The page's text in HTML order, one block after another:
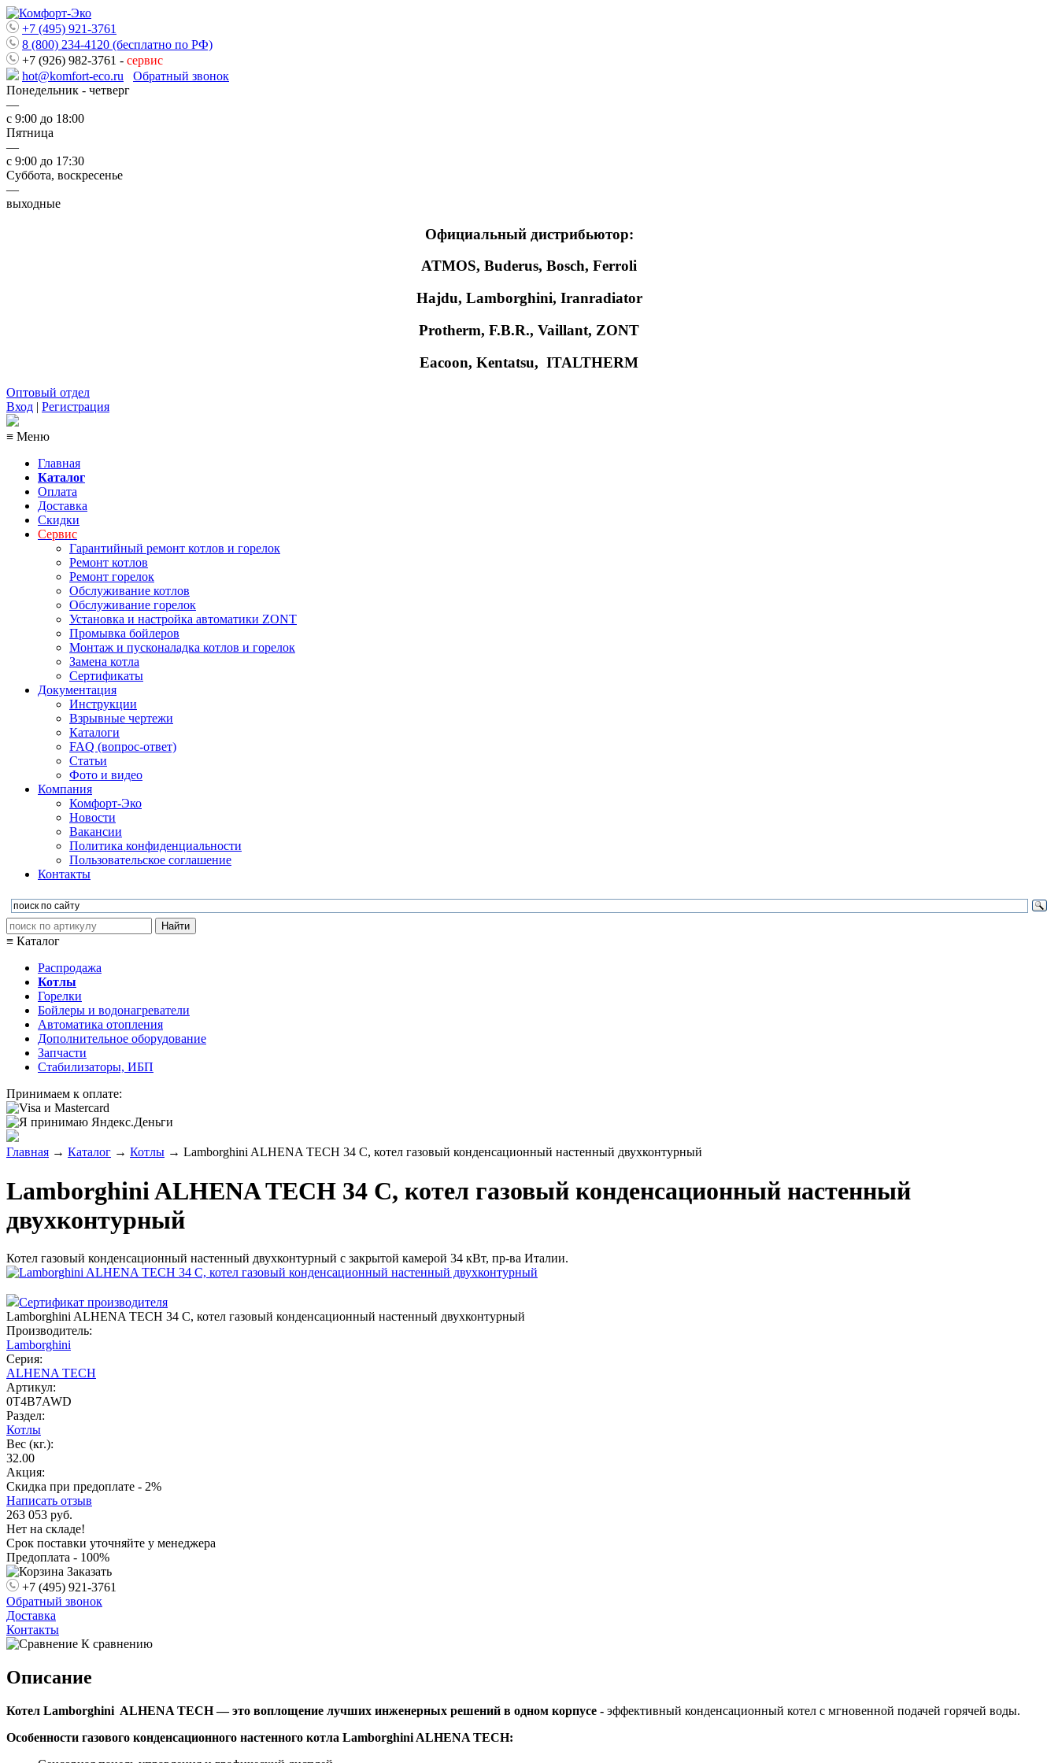
+7 (495) 921-3761
8 (800) 234-4120 (бесплатно по РФ)
+7 (926) 982-3761 - сервис
hot@komfort-eco.ru
Обратный звонок
Понедельник - четверг
—
с 9:00 до 18:00
Пятница
—
с 9:00 до 17:30
Суббота, воскресенье
—
выходные
Официальный дистрибьютор:
ATMOS, Buderus, Bosch, Ferroli
Hajdu, Lamborghini, Iranradiator
Protherm, F.B.R., Vaillant, ZONT
Eacoon, Kentatsu, ITALTHERM
Оптовый отдел
Вход | Регистрация
≡ Меню
Главная
Каталог
Оплата
Доставка
Скидки
Сервис
Гарантийный ремонт котлов и горелок
Ремонт котлов
Ремонт горелок
Обслуживание котлов
Обслуживание горелок
Установка и настройка автоматики ZONT
Промывка бойлеров
Монтаж и пусконаладка котлов и горелок
Замена котла
Сертификаты
Документация
Инструкции
Взрывные чертежи
Каталоги
FAQ (вопрос-ответ)
Статьи
Фото и видео
Компания
Комфорт-Эко
Новости
Вакансии
Политика конфиденциальности
Пользовательское соглашение
Контакты
≡ Каталог
Распродажа
Котлы
Горелки
Бойлеры и водонагреватели
Автоматика отопления
Дополнительное оборудование
Запчасти
Стабилизаторы, ИБП
Принимаем к оплате:
Главная → Каталог → Котлы → Lamborghini ALHENA TECH 34 C, котел газовый конденсационный настенный двухконтурный
Lamborghini ALHENA TECH 34 C, котел газовый конденсационный настенный
двухконтурный
Котел газовый конденсационный настенный двухконтурный с закрытой камерой 34 кВт, пр-ва Италии.
Сертификат производителя
Lamborghini ALHENA TECH 34 C, котел газовый конденсационный настенный двухконтурный
Производитель:
Lamborghini
Серия:
ALHENA TECH
Артикул:
0T4B7AWD
Раздел:
Котлы
Вес (кг.):
32.00
Акция:
Скидка при предоплате - 2%
Написать отзыв
263 053 руб.
Нет на складе!
Срок поставки уточняйте у менеджера
Предоплата - 100%
Заказать
+7 (495) 921-3761
Обратный звонок
Доставка
Контакты
К сравнению
Описание
Котел Lamborghini ALHENA TECH — это воплощение лучших инженерных решений в одном корпусе - эффективный конденсационный котел с мгновенной подачей горячей воды.
Особенности газового конденсационного настенного котла Lamborghini ALHENA TECH: